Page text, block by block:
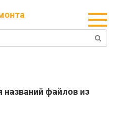
файлов из